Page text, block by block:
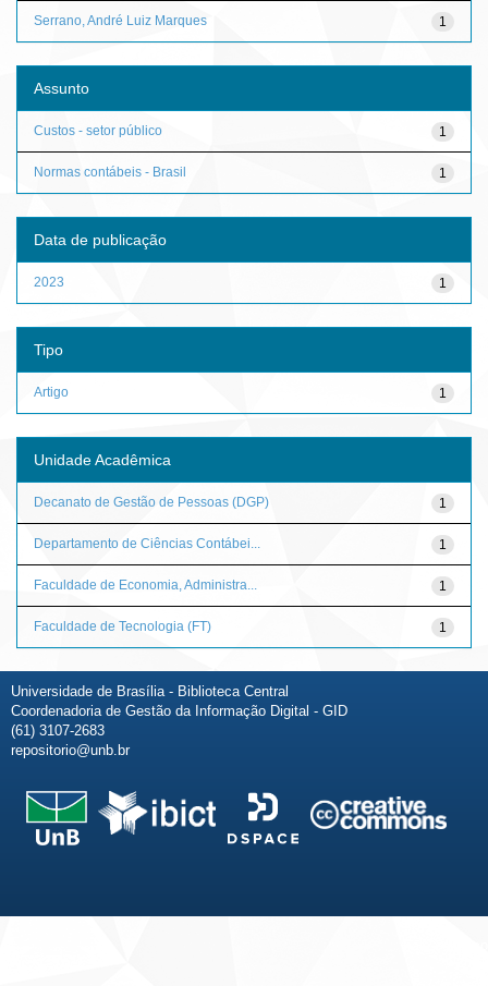
1
Serrano, André Luiz Marques
Assunto
1
Custos - setor público
1
Normas contábeis - Brasil
Data de publicação
1
2023
Tipo
1
Artigo
Unidade Acadêmica
1
Decanato de Gestão de Pessoas (DGP)
1
Departamento de Ciências Contábei...
1
Faculdade de Economia, Administra...
1
Faculdade de Tecnologia (FT)
Universidade de Brasília - Biblioteca Central
Coordenadoria de Gestão da Informação Digital - GID
(61) 3107-2683
repositorio@unb.br